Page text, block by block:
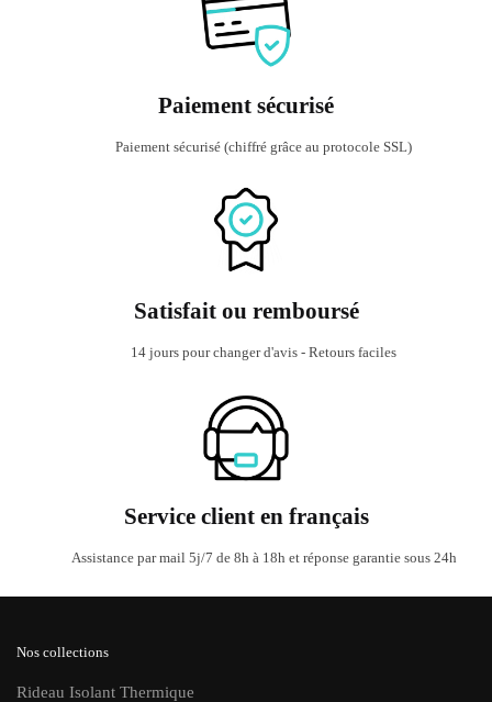
Paiement sécurisé
Paiement sécurisé (chiffré grâce au protocole SSL)
Satisfait ou remboursé
14 jours pour changer d'avis - Retours faciles
Service client en français
Assistance par mail 5j/7 de 8h à 18h et réponse garantie sous 24h
Nos collections
Rideau Isolant Thermique